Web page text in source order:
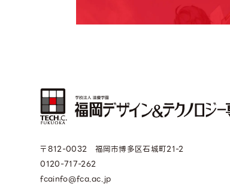
〒812-0032 福岡市博多区石城町21-2
0120-717-262
fcainfo@fca.ac.jp